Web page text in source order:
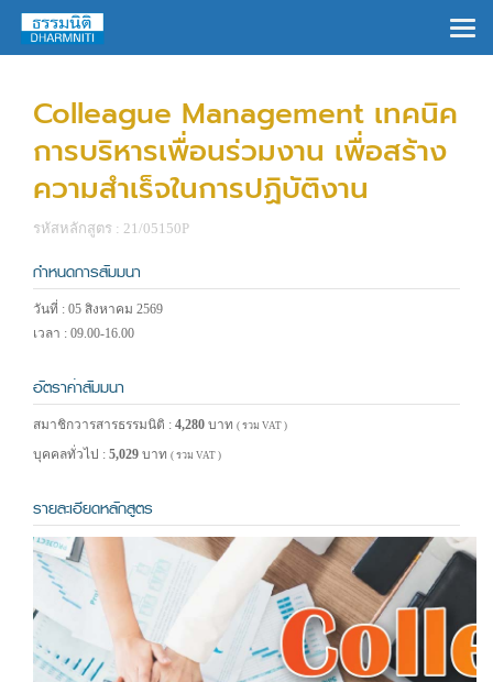
Colleague Management เทคนิค
การบริหารเพื่อนร่วมงาน เพื่อสร้าง
ความสำเร็จในการปฏิบัติงาน
รหัสหลักสูตร : 21/05150P
กำหนดการสัมมนา
วันที่ : 05 สิงหาคม 2569
เวลา : 09.00-16.00
อัตราค่าสัมมนา
สมาชิกวารสารธรรมนิติ : 4,280 บาท ( รวม VAT )
บุคคลทั่วไป : 5,029 บาท ( รวม VAT )
รายละเอียดหลักสูตร
×